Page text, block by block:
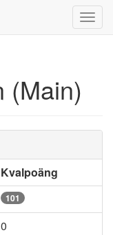
(Main)
Kvalpoäng
101
0